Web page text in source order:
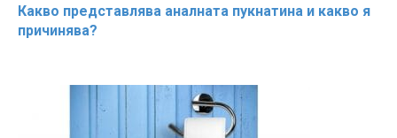
Какво представлява аналната пукнатина и какво я
причинява?